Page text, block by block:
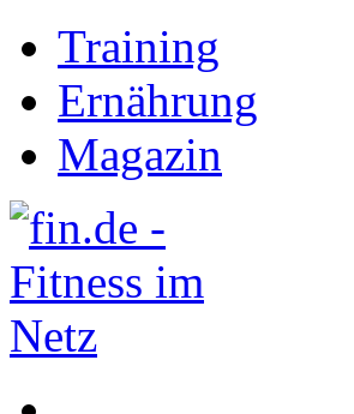
Training
Ernährung
Magazin